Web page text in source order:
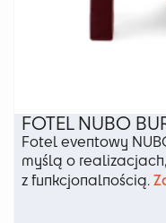
FOTEL NUBO
Fotel eventowy
myślą o
z funkcjonalnością.